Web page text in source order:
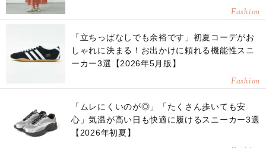
Fashion
「立ちっぱなしでも余裕です」初夏コーデがお
しゃれに決まる！お出かけに頼れる機能性スニ
ーカー3選【2026年5月版】
Fashion
「ムレにくいのが◎」「たくさん歩いても安
心」気温が高い日も快適に履けるスニーカー3選
【2026年初夏】